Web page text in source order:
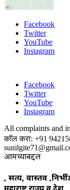
Facebook
Twitter
YouTube
Instagram
Facebook
Twitter
YouTube
Instagram
All complaints and
कॉल करा: +91
आमच्याबद्दल
, सत्य, वास्तव